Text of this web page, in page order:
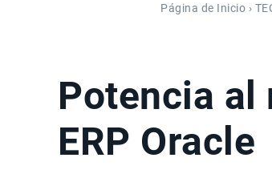
Página de Inicio ›
Potencia al
ERP Oracle